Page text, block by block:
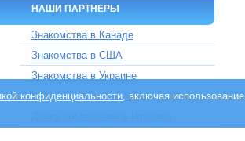
НАШИ ПАРТНЕРЫ
Знакомства в Канаде
Знакомства в США
Знакомства в Украине
Знакомства на Кипре
конфиденциальности, включая использование